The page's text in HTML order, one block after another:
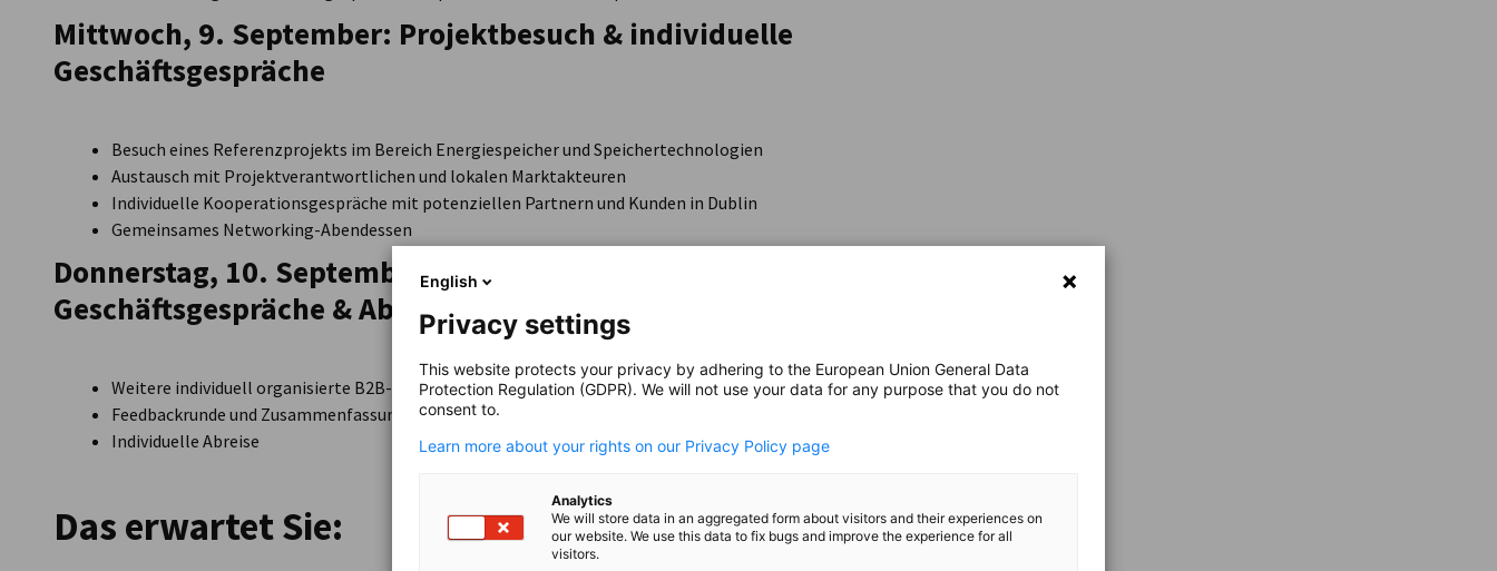
Mittwoch, 9. September: Projektbesuch & individuelle
Geschäftsgespräche
Besuch eines Referenzprojekts im Bereich Energiespeicher und Speichertechnologien
Austausch mit Projektverantwortlichen und lokalen Marktakteuren
Individuelle Kooperationsgespräche mit potenziellen Partnern und Kunden in Dublin
Gemeinsames Networking-Abendessen
Donnerstag, 10. September:Individuelle
Geschäftsgespräche & Abreise
Weitere individuell organisierte B2B-Gespräche mit potenziellen Partnern und Kunden
Feedbackrunde und Zusammenfassung der wichtigsten Erkenntnisse
Individuelle Abreise
Das erwartet Sie:
English
Privacy settings
This website protects your privacy by adhering to the European Union General Data
Protection Regulation (GDPR). We will not use your data for any purpose that you do not
consent to.
Learn more about your rights on our Privacy Policy page
Analytics
We will store data in an aggregated form about visitors and their experiences on
our website. We use this data to fix bugs and improve the experience for all
visitors.